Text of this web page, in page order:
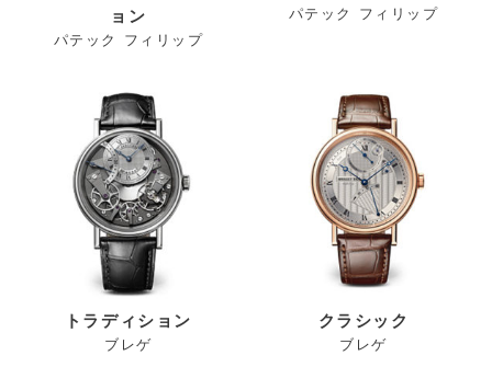
ョン
パテック フィリップ
パテック フィリップ
トラディション
ブレゲ
クラシック
ブレゲ